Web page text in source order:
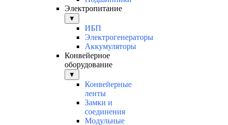
Электропитание
▼
ИБП
Электрогенераторы
Аккумуляторы
Конвейерное
оборудование
▼
Конвейерные
ленты
Замки и
соединения
Модульные